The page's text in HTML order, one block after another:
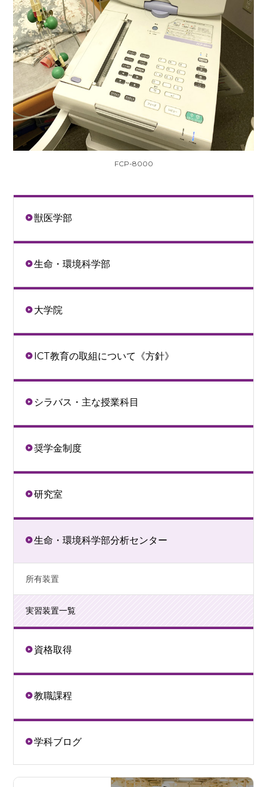
FCP-8000
獣医学部
生命・環境科学部
大学院
ICT教育の取組について《方針》
シラバス・主な授業科目
奨学金制度
研究室
生命・環境科学部分析センター
所有装置
実習装置一覧
資格取得
教職課程
学科ブログ